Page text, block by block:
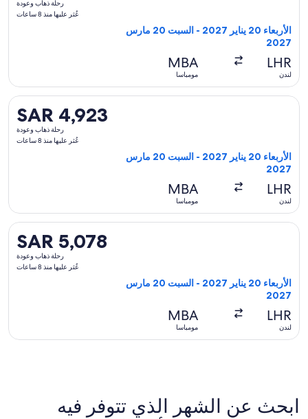
8
ساعات
رحلة ذهاب وعودة
عُثر عليها منذ 8 ساعات
الأربعاء 20 يناير 2027 - السبت 20 مارس
2027
LHR
لندن
MBA
مومباسا
SAR 4,923
رحلة
8
ساعات
SAR 4,923
رحلة ذهاب وعودة
عُثر عليها منذ 8 ساعات
الأربعاء 20 يناير 2027 - السبت 20 مارس
2027
LHR
لندن
MBA
مومباسا
تحديد رحلة طيران ⁦الخطوط الجوية البريطانية⁩ المغادِرة في ⁦الأربعاء 20 يناير 2027⁩ من ⁦لندن⁩ إلى ⁦مومباسا⁩، والعائدة في ⁦السبت 20 مارس 2027⁩، بسعر ⁦SAR 4,923⁩ عُثر عليها منذ 8 ساعات
SAR 5,078
رحلة
8
SAR 5,078
رحلة ذهاب وعودة
عُثر عليها منذ 8 ساعات
الأربعاء 20 يناير 2027 - السبت 20 مارس
2027
LHR
لندن
MBA
مومباسا
تحديد رحلة طيران ⁦الخطوط الجوية الكينية⁩ المغادِرة في ⁦الأربعاء 20 يناير 2027⁩ من ⁦لندن⁩ إلى ⁦مومباسا⁩، والعائدة في ⁦السبت 20 مارس 2027⁩، بسعر ⁦SAR 5,078⁩ عُثر عليها منذ 8 ساعات
ابحث عن الشهر الذي تتوفر فيه